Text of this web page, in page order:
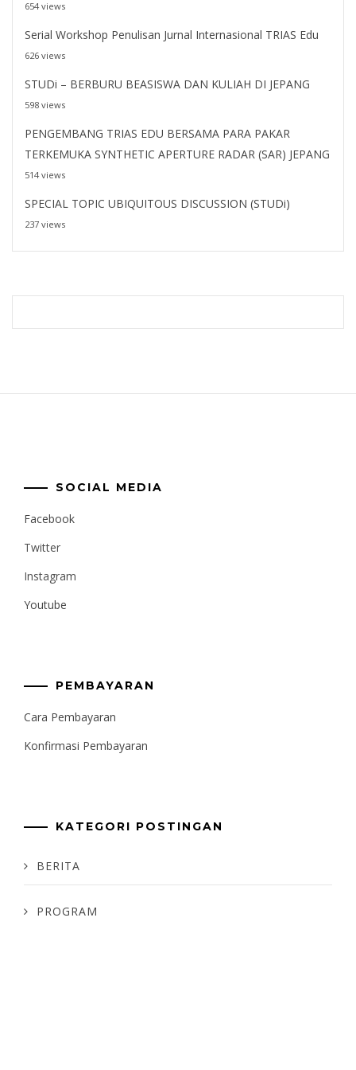
654 views
Serial Workshop Penulisan Jurnal Internasional TRIAS Edu
626 views
STUDi – BERBURU BEASISWA DAN KULIAH DI JEPANG
598 views
PENGEMBANG TRIAS EDU BERSAMA PARA PAKAR
TERKEMUKA SYNTHETIC APERTURE RADAR (SAR) JEPANG
514 views
SPECIAL TOPIC UBIQUITOUS DISCUSSION (STUDi)
237 views
SOCIAL MEDIA
Facebook
Twitter
Instagram
Youtube
PEMBAYARAN
Cara Pembayaran
Konfirmasi Pembayaran
KATEGORI POSTINGAN
BERITA
PROGRAM